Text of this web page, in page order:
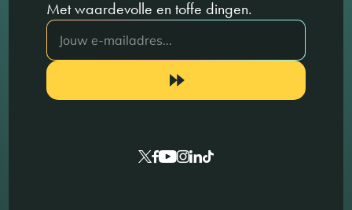
Met waardevolle en toffe dingen.